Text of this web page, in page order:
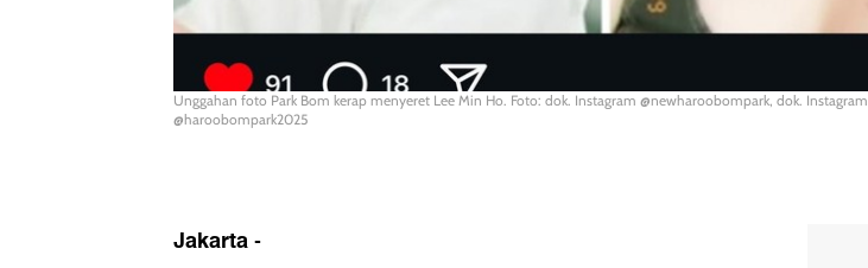
Unggahan foto Park Bom kerap menyeret Lee Min Ho. Foto: dok. Instagram @newharoobompark, dok. Instagram
@haroobompark2025
Jakarta-